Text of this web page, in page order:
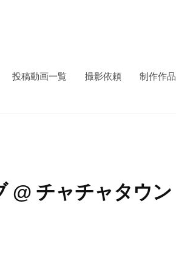
投稿動画一覧 撮影依頼 制作作品
@ チャチャタウン